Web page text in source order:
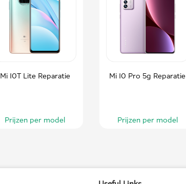
Mi 10T Lite Reparatie
Prijzen per model
Mi 10 Pro 5g Reparatie
Prijzen per model